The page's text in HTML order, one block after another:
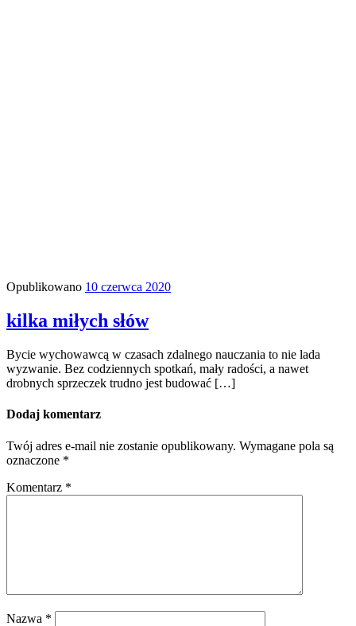
Opublikowano 10 czerwca 2020
kilka miłych słów
Bycie wychowawcą w czasach zdalnego nauczania to nie lada
wyzwanie. Bez codziennych spotkań, mały radości, a nawet
drobnych sprzeczek trudno jest budować […]
Dodaj komentarz
Twój adres e-mail nie zostanie opublikowany. Wymagane pola są
oznaczone *
Komentarz *
Nazwa *